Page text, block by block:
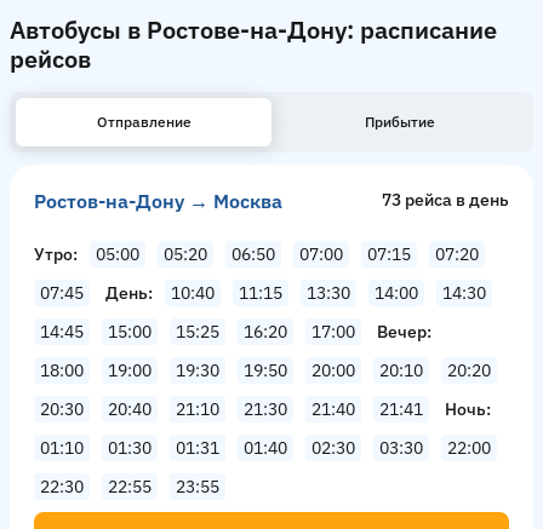
Автобусы в Ростове-на-Дону: расписание
рейсов
Отправление Прибытие
Ростов-на-Дону → Москва 73 рейсa в день
Утро 05:00 05:20 06:50 07:00 07:15
07:20
07:45
День 10:40 11:15 13:30 14:00
14:30
14:45
15:00 15:25 16:20 17:00
Вечер
18:00
19:00 19:30 19:50 20:00 20:10
20:20
20:30
20:40 21:10 21:30 21:40 21:41
Ночь
01:10
01:30 01:31 01:40 02:30 03:30
22:00
22:30
22:55 23:55